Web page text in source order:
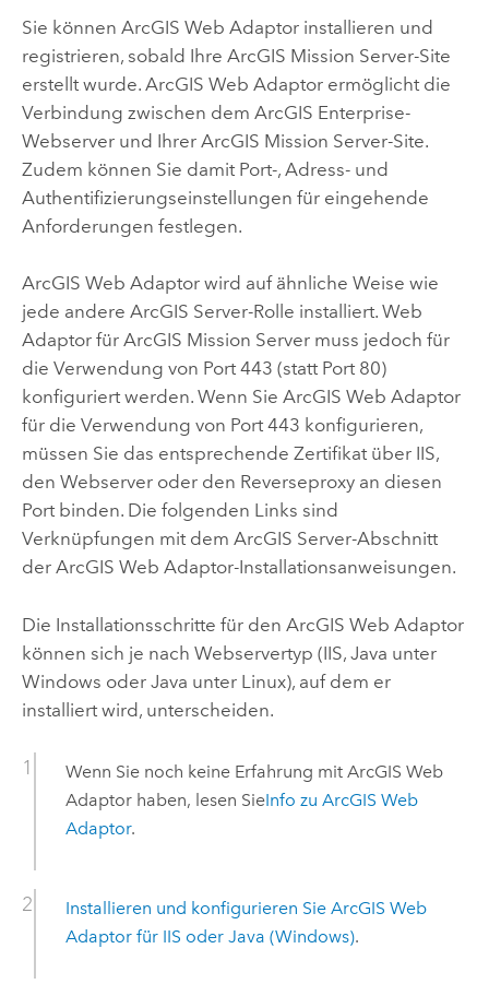
Sie können ArcGIS Web Adaptorinstallieren und
registrieren, sobald Ihre ArcGIS Mission Server-Site
erstellt wurde. ArcGIS Web Adaptorermöglicht die
Verbindung zwischen dem ArcGIS Enterprise-
Webserver und Ihrer ArcGIS Mission Server-Site.
Zudem können Sie damit Port-, Adress- und
Authentifizierungseinstellungen für eingehende
Anforderungen festlegen.
ArcGIS Web Adaptorwird auf ähnliche Weise wie
jede andere ArcGIS Server-Rolle installiert. Web
Adaptor für ArcGIS Mission Servermuss jedoch für
die Verwendung von Port 443 (statt Port 80)
konfiguriert werden. Wenn Sie ArcGIS Web Adaptor
für die Verwendung von Port 443 konfigurieren,
müssen Sie das entsprechende Zertifikat über IIS,
den Webserver oder den Reverseproxy an diesen
Port binden. Die folgenden Links sind
Verknüpfungen mit dem ArcGIS Server-Abschnitt
der ArcGIS Web Adaptor-Installationsanweisungen.
Die Installationsschritte für den ArcGIS Web Adaptor
können sich je nach Webservertyp (IIS, Java unter
Windows oder Java unter Linux), auf dem er
installiert wird, unterscheiden.
Wenn Sie noch keine Erfahrung mit ArcGIS Web
Adaptorhaben, lesen SieInfo zu ArcGIS Web
Adaptor.
Installieren und konfigurieren Sie ArcGIS Web
Adaptorfür IIS oder Java (Windows).